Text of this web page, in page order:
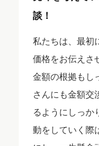
談！
私たちは、最初
価格をお伝えさ
金額の根拠もし
さんにも金額交
るようにしっか
動をしていく際